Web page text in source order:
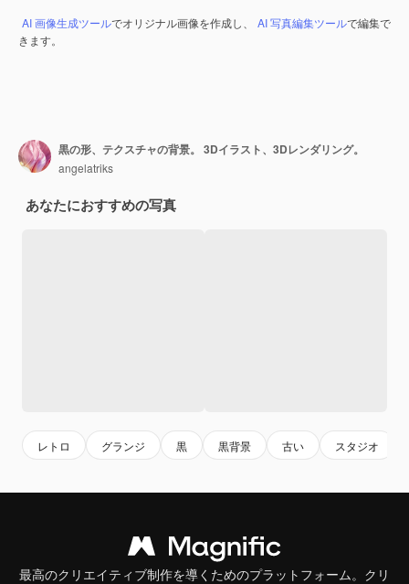
AI 画像生成ツールでオリジナル画像を作成し、 AI 写真編集ツールで編集で
きます。
黒の形、テクスチャの背景。 3Dイラスト、3Dレンダリング。
angelatriks
あなたにおすすめの写真
レトロ グランジ 黒 黒背景 古い スタジオ
最高のクリエイティブ制作を導くためのプラットフォーム。クリ